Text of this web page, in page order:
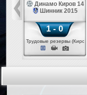
14
Динамо Киров 14
Шинник 2015
1 - 0
Трудовые резервы (Киров)